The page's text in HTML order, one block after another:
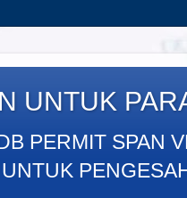
UNTUK
PERMIT SPAN